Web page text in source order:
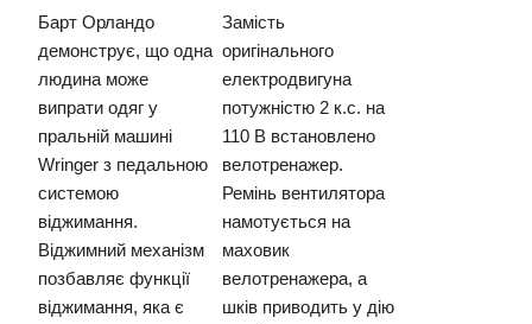
Барт Орландо
демонструє, що одна
людина може
випрати одяг у
пральній машині
Wringer з педальною
системою
віджимання.
Віджимний механізм
позбавляє функції
віджимання, яка є
Замість
оригінального
електродвигуна
потужністю 2 к.с. на
110 В встановлено
велотренажер.
Ремінь вентилятора
намотується на
маховик
велотренажера, а
шків приводить у дію